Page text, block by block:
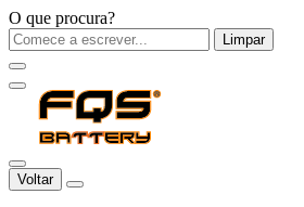
O que procura?
Limpar
Voltar